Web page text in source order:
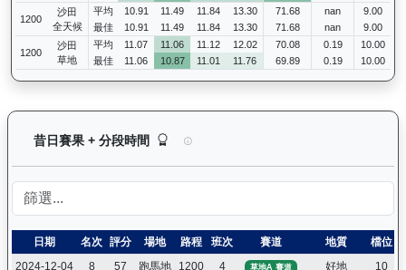
1200
沙田
全天候
平均 10.91 11.49 11.84 13.30 71.68 nan
9.00
最佳
10.91 11.49 11.84 13.30 71.68 nan 9.00
1200
沙田
草地
平均 11.07 11.06 11.12 12.02 70.08 0.19
10.00
最佳
11.06 10.87 11.01 11.76 69.89 0.19 10.00
昔日賽果 + 分段時間 炯炯有神（H341）— 昔日賽果及分
日期 名次 評分 場地 路程 班次 賽道 地質 檔位
2024-12-04
8 57 跑馬地 1200 4 草地A 賽道 好地 10